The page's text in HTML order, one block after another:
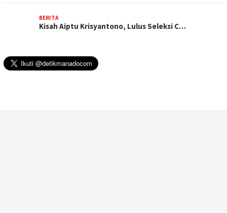
BERITA
Kisah Aiptu Krisyantono, Lulus Seleksi C…